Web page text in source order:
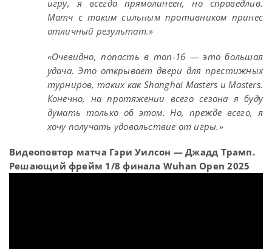
игру, я всегда прямолинеен, но справедлив.
Матч с таким сильным противником принес
отличный результат.»
«Очевидно, попасть в топ-16 — это большая
удача. Это открывает двери для престижных
турниров, таких как Shanghai Masters и Masters.
Конечно, на протяжении всего сезона я буду
думать только об этом. Но, прежде всего, я
хочу получать удовольствие от игры.»
Видеоповтор матча Гэри Уилсон — Джадд Трамп.
Решающий фрейм 1/8 финала Wuhan Open 2025